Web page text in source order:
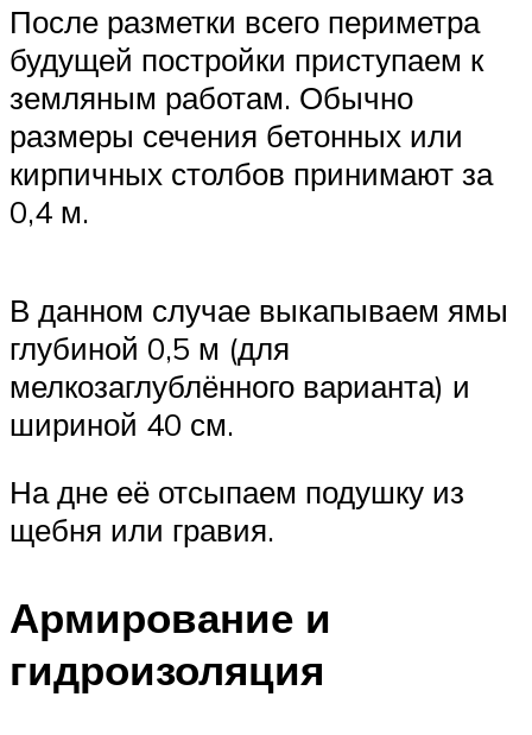
После разметки всего периметра
будущей постройки приступаем к
земляным работам. Обычно
размеры сечения бетонных или
кирпичных столбов принимают за
0,4 м.
В данном случае выкапываем ямы
глубиной 0,5 м (для
мелкозаглублённого варианта) и
шириной 40 см.
На дне её отсыпаем подушку из
щебня или гравия.
Армирование и
гидроизоляция